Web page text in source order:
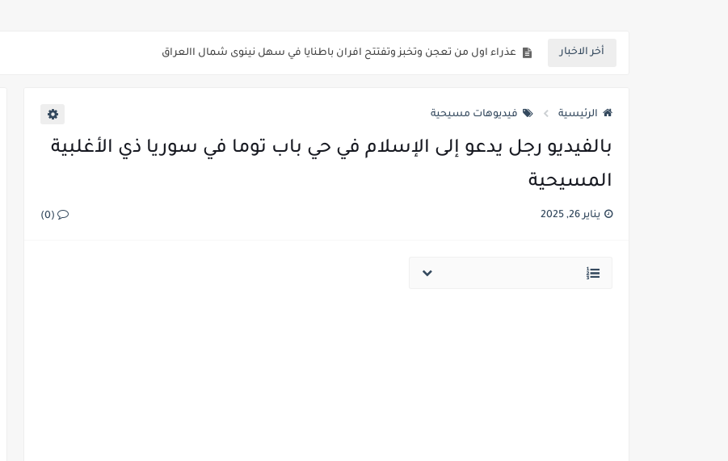
أخر الاخبار غضب مصري ضد المخرجة فدوى مواهب ومطالبات بسحب جنسيتها ما هي القصة
الرئيسية فيديوهات مسيحية
بالفيديو رجل يدعو إلى الإسلام في حي باب توما في سوريا ذي الأغلبية
المسيحية
يناير 26, 2025 (0)